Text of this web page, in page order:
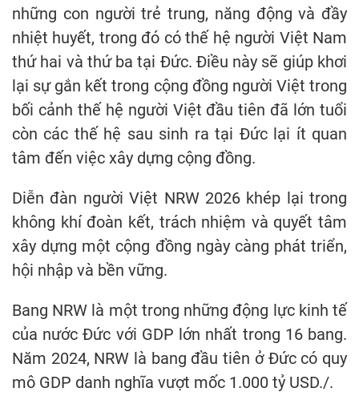
những con người trẻ trung, năng động và đầy
nhiệt huyết, trong đó có thế hệ người Việt Nam
thứ hai và thứ ba tại Đức. Điều này sẽ giúp khơi
lại sự gắn kết trong cộng đồng người Việt trong
bối cảnh thế hệ người Việt đầu tiên đã lớn tuổi
còn các thế hệ sau sinh ra tại Đức lại ít quan
tâm đến việc xây dựng cộng đồng.
Diễn đàn người Việt NRW 2026 khép lại trong
không khí đoàn kết, trách nhiệm và quyết tâm
xây dựng một cộng đồng ngày càng phát triển,
hội nhập và bền vững.
Bang NRW là một trong những động lực kinh tế
của nước Đức với GDP lớn nhất trong 16 bang.
Năm 2024, NRW là bang đầu tiên ở Đức có quy
mô GDP danh nghĩa vượt mốc 1.000 tỷ USD./.